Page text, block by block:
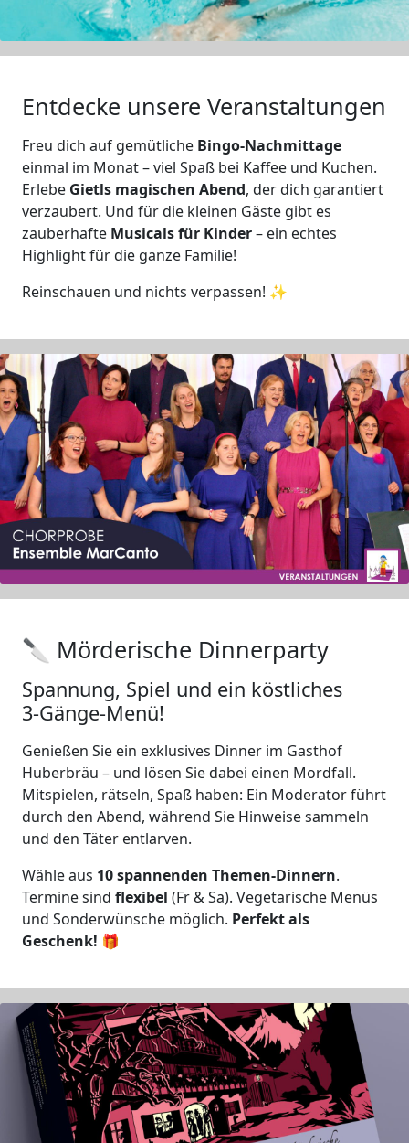
Entdecke unsere Veranstaltungen
Freu dich auf gemütliche Bingo-Nachmittage
einmal im Monat – viel Spaß bei Kaffee und Kuchen.
Erlebe Gietls magischen Abend, der dich garantiert
verzaubert. Und für die kleinen Gäste gibt es
zauberhafte Musicals für Kinder– ein echtes
Highlight für die ganze Familie!
Reinschauen und nichts verpassen! ✨
🔪 Mörderische Dinnerparty
Spannung, Spiel und ein köstliches
3‑Gänge-Menü!
Genießen Sie ein exklusives Dinner im Gasthof
Huberbräu – und lösen Sie dabei einen Mordfall.
Mitspielen, rätseln, Spaß haben: Ein Moderator führt
durch den Abend, während Sie Hinweise sammeln
und den Täter entlarven.
Wähle aus 10 spannenden Themen-Dinnern.
Termine sind flexibel (Fr & Sa). Vegetarische Menüs
und Sonderwünsche möglich. Perfekt als
Geschenk! 🎁